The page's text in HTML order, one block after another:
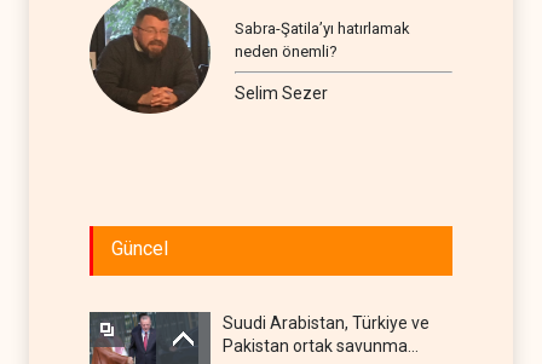
Sabra-Şatila’yı hatırlamak
neden önemli?
Selim Sezer
Güncel
Suudi Arabistan, Türkiye ve
Pakistan ortak savunma